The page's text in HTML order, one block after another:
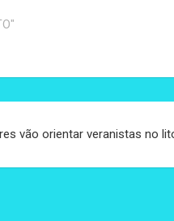
vão orientar veranistas no